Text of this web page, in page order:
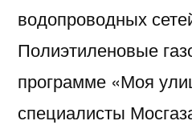
водопроводных
Полиэтиленовые
программе «Моя
специалисты